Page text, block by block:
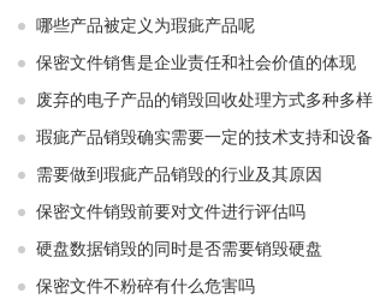
哪些产品被定义为瑕疵产品呢
保密文件销售是企业责任和社会价值的体现
废弃的电子产品的销毁回收处理方式多种多样
瑕疵产品销毁确实需要一定的技术支持和设备
需要做到瑕疵产品销毁的行业及其原因
保密文件销毁前要对文件进行评估吗
硬盘数据销毁的同时是否需要销毁硬盘
保密文件不粉碎有什么危害吗